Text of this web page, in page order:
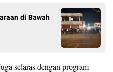
di Bawah
selaras dengan program